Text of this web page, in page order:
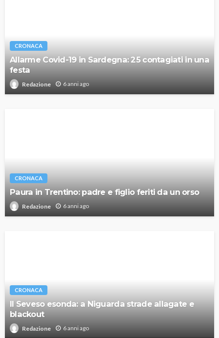
CRONACA
Allarme Covid-19 in Sardegna: 25 contagiati in una
festa
Redazione 6 anni ago
CRONACA
Paura in Trentino: padre e figlio feriti da un orso
Redazione 6 anni ago
CRONACA
Il Seveso esonda: a Niguarda strade allagate e
blackout
Redazione 6 anni ago